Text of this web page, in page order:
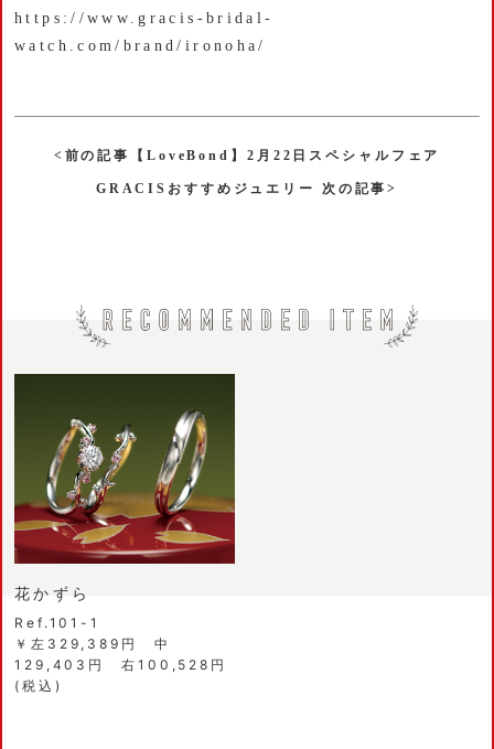
https://www.gracis-bridal-
watch.com/brand/ironoha/
<前の記事【LoveBond】2月22日スペシャルフェア
GRACISおすすめジュエリー 次の記事>
花かずら
Ref.101-1
￥左329,389円 中
129,403円 右100,528円
(税込)